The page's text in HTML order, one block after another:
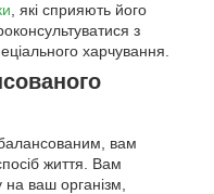
, які сприяють його
з
харчування.
вам
життя. Вам
ваш організм,